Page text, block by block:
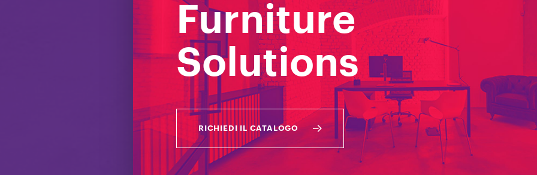
Furniture
Solutions
RICHIEDI IL CATALOGO
Arredo Sale
Rossetto propone specifiche soluzioni di arredo studiate per